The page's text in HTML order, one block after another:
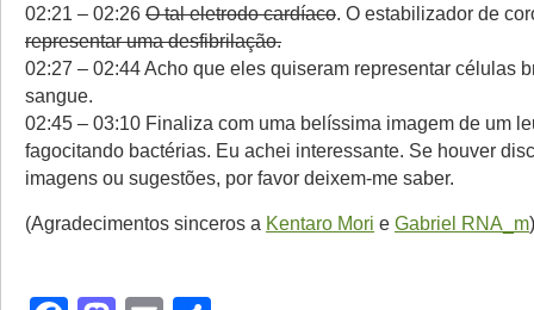
02:21 – 02:26 O tal eletrodo cardíaco. O estabilizador de
representar uma desfibrilação.
02:27 – 02:44 Acho que eles quiseram representar células
sangue.
02:45 – 03:10 Finaliza com uma belíssima imagem de um
fagocitando bactérias. Eu achei interessante. Se houver
imagens ou sugestões, por favor deixem-me saber.
(Agradecimentos sinceros a Kentaro Mori e Gabriel RNA_m)